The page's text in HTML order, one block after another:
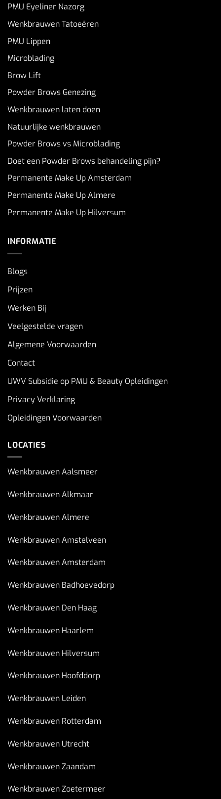
PMU Eyeliner Nazorg
Wenkbrauwen Tatoeëren
PMU Lippen
Microblading
Brow Lift
Powder Brows Genezing
Wenkbrauwen laten doen
Natuurlijke wenkbrauwen
Powder Brows vs Microblading
Doet een Powder Brows behandeling pijn?
Permanente Make Up Amsterdam
Permanente Make Up Almere
Permanente Make Up Hilversum
INFORMATIE
Blogs
Prijzen
Werken Bij
Veelgestelde vragen
Algemene Voorwaarden
Contact
UWV Subsidie op PMU & Beauty Opleidingen
Privacy Verklaring
Opleidingen Voorwaarden
LOCATIES
Wenkbrauwen Aalsmeer
Wenkbrauwen Alkmaar
Wenkbrauwen Almere
Wenkbrauwen Amstelveen
Wenkbrauwen Amsterdam
Wenkbrauwen Badhoevedorp
Wenkbrauwen Den Haag
Wenkbrauwen Haarlem
Wenkbrauwen Hilversum
Wenkbrauwen Hoofddorp
Wenkbrauwen Leiden
Wenkbrauwen Rotterdam
Wenkbrauwen Utrecht
Wenkbrauwen Zaandam
Wenkbrauwen Zoetermeer